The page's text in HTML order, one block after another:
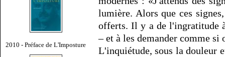
2010 - Préface de L'Imposture
lumière. Alors que ces
offerts. Il y a de l'ingratitude
– et à les demander comme si
L'inquiétude, sous la douleur